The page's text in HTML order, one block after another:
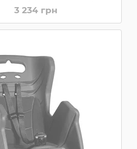
3 234 грн